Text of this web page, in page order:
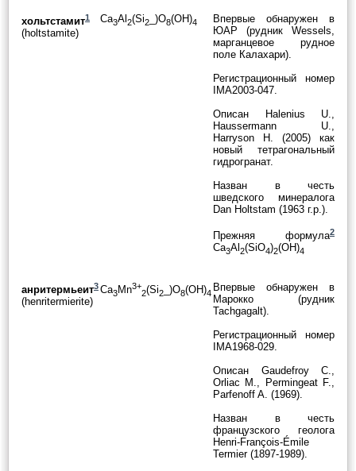
хольтстамит1
(holtstamite)
Ca3Al 2(Si2 _)O8(OH)4
Впервые обнаружен в
ЮАР (рудник Wessels,
марганцевое рудное
поле Калахари).
Регистрационный номер
IMA2003-047.
Описан Halenius U.,
Haussermann U.,
Harryson H. (2005) как
новый тетрагональный
гидрогранат.
Назван в честь
шведского минералога
Dan Holtstam (1963 г.р.).
Прежняя формула2
Ca3Al 2(SiO4)2(OH)4
анритермьеит3
(henritermierite)
Ca3Mn3+
2(Si2 _)O8(OH)4 Впервые обнаружен в
Марокко (рудник
Tachgagalt).
Регистрационный номер
IMA1968-029.
Описан Gaudefroy C.,
Orliac M., Permingeat F.,
Parfenoff A. (1969).
Назван в честь
французского геолога
Henri-François-Émile
Termier (1897-1989).